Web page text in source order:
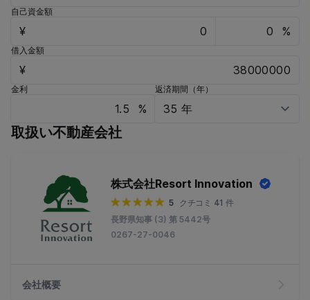
自己資金額
¥ %
借入金額
¥
金利
%
返済期間（年）
取扱い不動産会社
株式会社Resort Innovation
5
クチコミ 41 件
長野県知事 (3) 第 5442号
0267-27-0046
会社概要